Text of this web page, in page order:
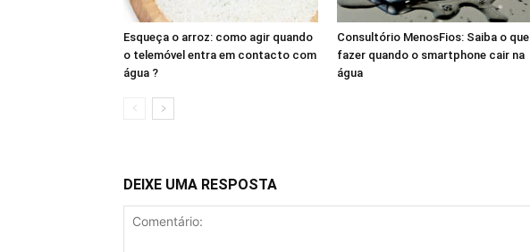
Esqueça o arroz: como agir quando
o telemóvel entra em contacto com
água ?
Consultório MenosFios: Saiba o que
fazer quando o smartphone cair na
água
DEIXE UMA RESPOSTA